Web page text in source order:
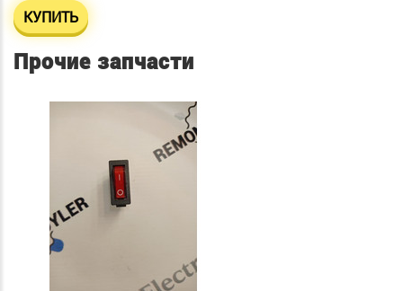
КУПИТЬ
Прочие запчасти